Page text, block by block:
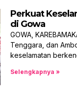
Perkuat
di Gowa
GOWA,
Tenggara, dan
keselamatan
Selengkapnya »